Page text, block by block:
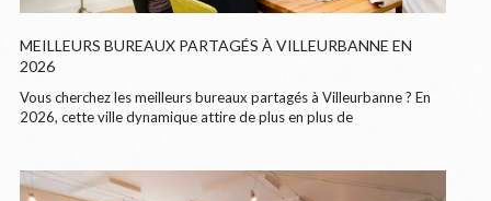
MEILLEURS BUREAUX PARTAGÉS À VILLEURBANNE EN
2026
Vous cherchez les meilleurs bureaux partagés à Villeurbanne ? En
2026, cette ville dynamique attire de plus en plus de